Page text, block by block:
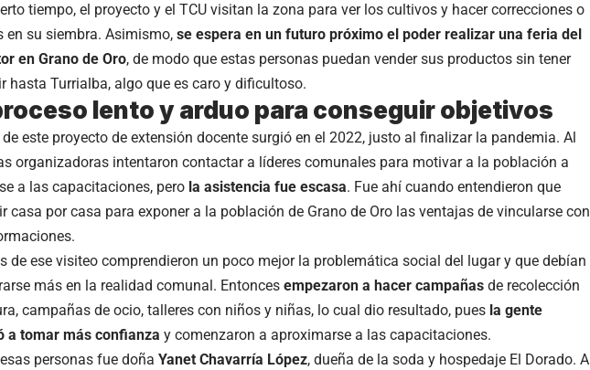
tiempo, el proyecto y el TCU visitan la zona para ver los cultivos y hacer correcciones o
en su siembra. Asimismo, se espera en un futuro próximo el poder realizar una feria del
en Grano de Oro, de modo que estas personas puedan vender sus productos sin tener
hasta Turrialba, algo que es caro y dificultoso.
lento y arduo para conseguir objetivos
este proyecto de extensión docente surgió en el 2022, justo al finalizar la pandemia. Al
organizadoras intentaron contactar a líderes comunales para motivar a la población a
a las capacitaciones, pero la asistencia fue escasa. Fue ahí cuando entendieron que
casa por casa para exponer a la población de Grano de Oro las ventajas de vincularse con
de ese visiteo comprendieron un poco mejor la problemática social del lugar y que debían
más en la realidad comunal. Entonces empezaron a hacer campañas de recolección
campañas de ocio, talleres con niños y niñas, lo cual dio resultado, pues la gente
a tomar más confianza y comenzaron a aproximarse a las capacitaciones.
personas fue doña Yanet Chavarría López, dueña de la soda y hospedaje El Dorado. A